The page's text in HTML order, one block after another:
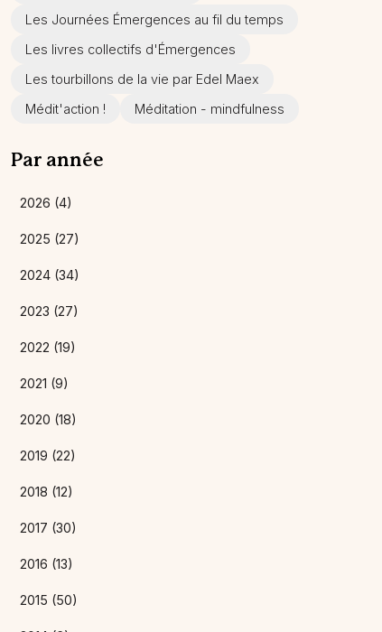
Les Journées Émergences au fil du temps
Les livres collectifs d'Émergences
Les tourbillons de la vie par Edel Maex
Médit'action !
Méditation - mindfulness
Par année
2026 (4)
2025 (27)
2024 (34)
2023 (27)
2022 (19)
2021 (9)
2020 (18)
2019 (22)
2018 (12)
2017 (30)
2016 (13)
2015 (50)